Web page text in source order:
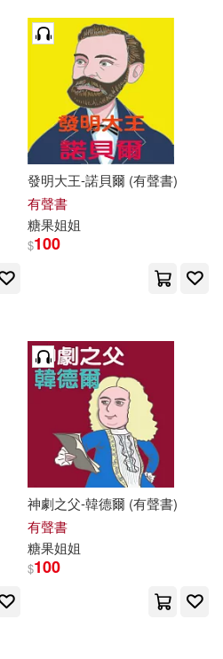
發明大王-諾貝爾 (有聲書)
有聲書
糖果姐姐
$100
神劇之父-韓德爾 (有聲書)
有聲書
糖果姐姐
$100